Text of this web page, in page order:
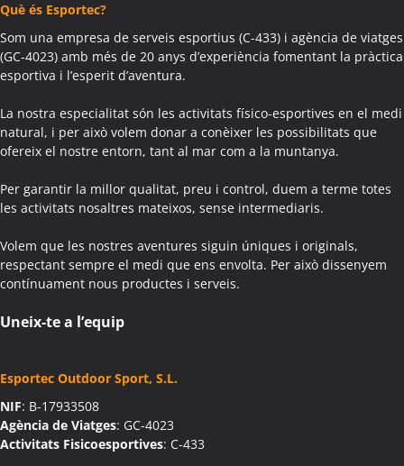
Colònies Escolars Agramunt
Activitats Teambuilding Empreses Aguilar de Segarra
Activitats Família Amics Aguilar de Segarra
Colònies Escolars Aguilar de Segarra
Activitats Teambuilding Empreses Agullana
Activitats Família Amics Agullana
Colònies Escolars Agullana
Activitats Família Amics Aiguafreda
Activitats Teambuilding Empreses Aiguamúrcia
Activitats Família Amics Aiguamúrcia
Colònies Escolars Aiguamúrcia
Activitats Teambuilding Empreses Aiguaviva
Activitats Teambuilding Empreses Aín
Activitats Família Amics Aín
Colònies Escolars Aín
Activitats Teambuilding Empreses Aitona
Què és Esportec?
Som una empresa de serveis esportius (C-433) i agència de viatges
(GC-4023) amb més de 20 anys d’experiència fomentant la pràctica
esportiva i l’esperit d’aventura.
La nostra especialitat són les activitats físico-esportives en el medi
natural, i per això volem donar a conèixer les possibilitats que
ofereix el nostre entorn, tant al mar com a la muntanya.
Per garantir la millor qualitat, preu i control, duem a terme totes
les activitats nosaltres mateixos, sense intermediaris.
Volem que les nostres aventures siguin úniques i originals,
respectant sempre el medi que ens envolta. Per això dissenyem
contínuament nous productes i serveis.
Uneix-te a l’equip
Esportec Outdoor Sport, S.L.
NIF: B-17933508
Agència de Viatges: GC-4023
Activitats Fisicoesportives: C-433